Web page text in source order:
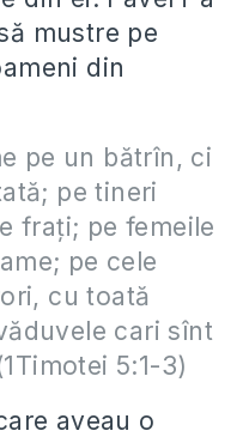
mustre pe
din
pe un bătrîn, ci
pe tineri
frați; pe femeile
pe cele
cu toată
cari sînt
5:1-3)
aveau o